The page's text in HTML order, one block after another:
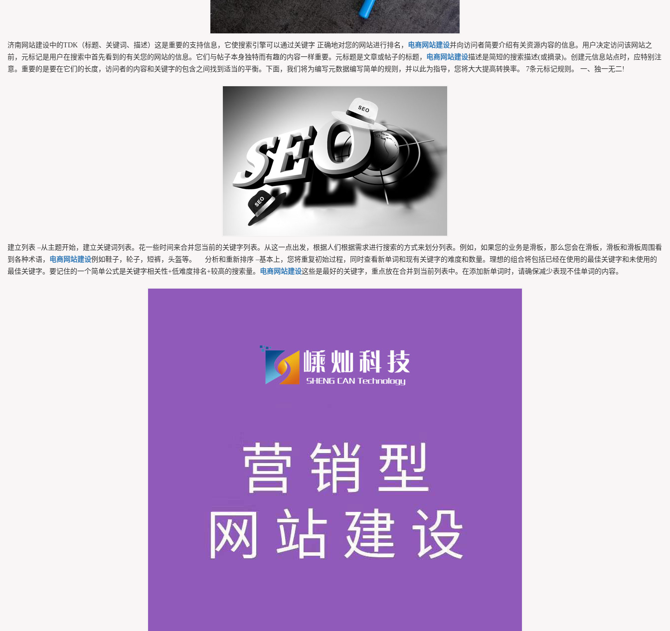
济南网站建设中的TDK（标题、关键词、描述）这是重要的支持信息，它使搜索引擎可以通过关键字 正确地对您的网站进行排名， 电商网站建设并向访问者简要介绍有关资源内容的信息。用户决定访问该网站之
前，元标记是用户在搜索中首先看到的有关您的网站的信息。它们与帖子本身独特而有趣的内容一样重要。元标题是文章或帖子的标题， 电商网站建设描述是简短的搜索描述(或摘录)。创建元信息站点时，应特别注
意。重要的是要在它们的长度，访问者的内容和关键字的包含之间找到适当的平衡。下面，我们将为编写元数据编写简单的规则，并以此为指导，您将大大提高转换率。 7条元标记规则。 一、独一无二!
建立列表 –从主题开始，建立关键词列表。花一些时间来合并您当前的关键字列表。从这一点出发，根据人们根据需求进行搜索的方式来划分列表。例如，如果您的业务是滑板，那么您会在滑板，滑板和滑板周围看
到各种术语， 电商网站建设例如鞋子，轮子，短裤，头盔等。 分析和重新排序 –基本上，您将重复初始过程，同时查看新单词和现有关键字的难度和数量。理想的组合将包括已经在使用的最佳关键字和未使用的
最佳关键字。要记住的一个简单公式是关键字相关性+低难度排名+较高的搜索量。 电商网站建设这些是最好的关键字，重点放在合并到当前列表中。在添加新单词时，请确保减少表现不佳单词的内容。